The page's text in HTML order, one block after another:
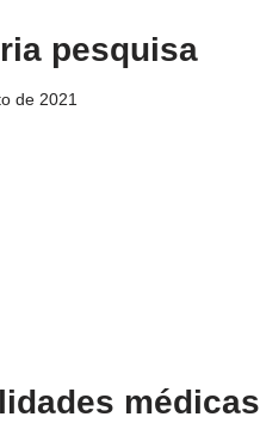
pesquisa
de 2021
médicas